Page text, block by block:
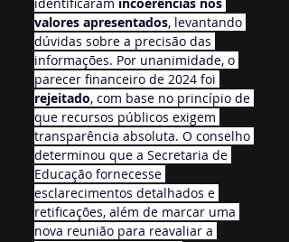
valores apresentados, levantando
dúvidas sobre a precisão das
informações. Por unanimidade, o
parecer financeiro de 2024 foi
rejeitado, com base no princípio de
que recursos públicos exigem
transparência absoluta. O conselho
determinou que a Secretaria de
Educação fornecesse
esclarecimentos detalhados e
retificações, além de marcar uma
nova reunião para reavaliar a